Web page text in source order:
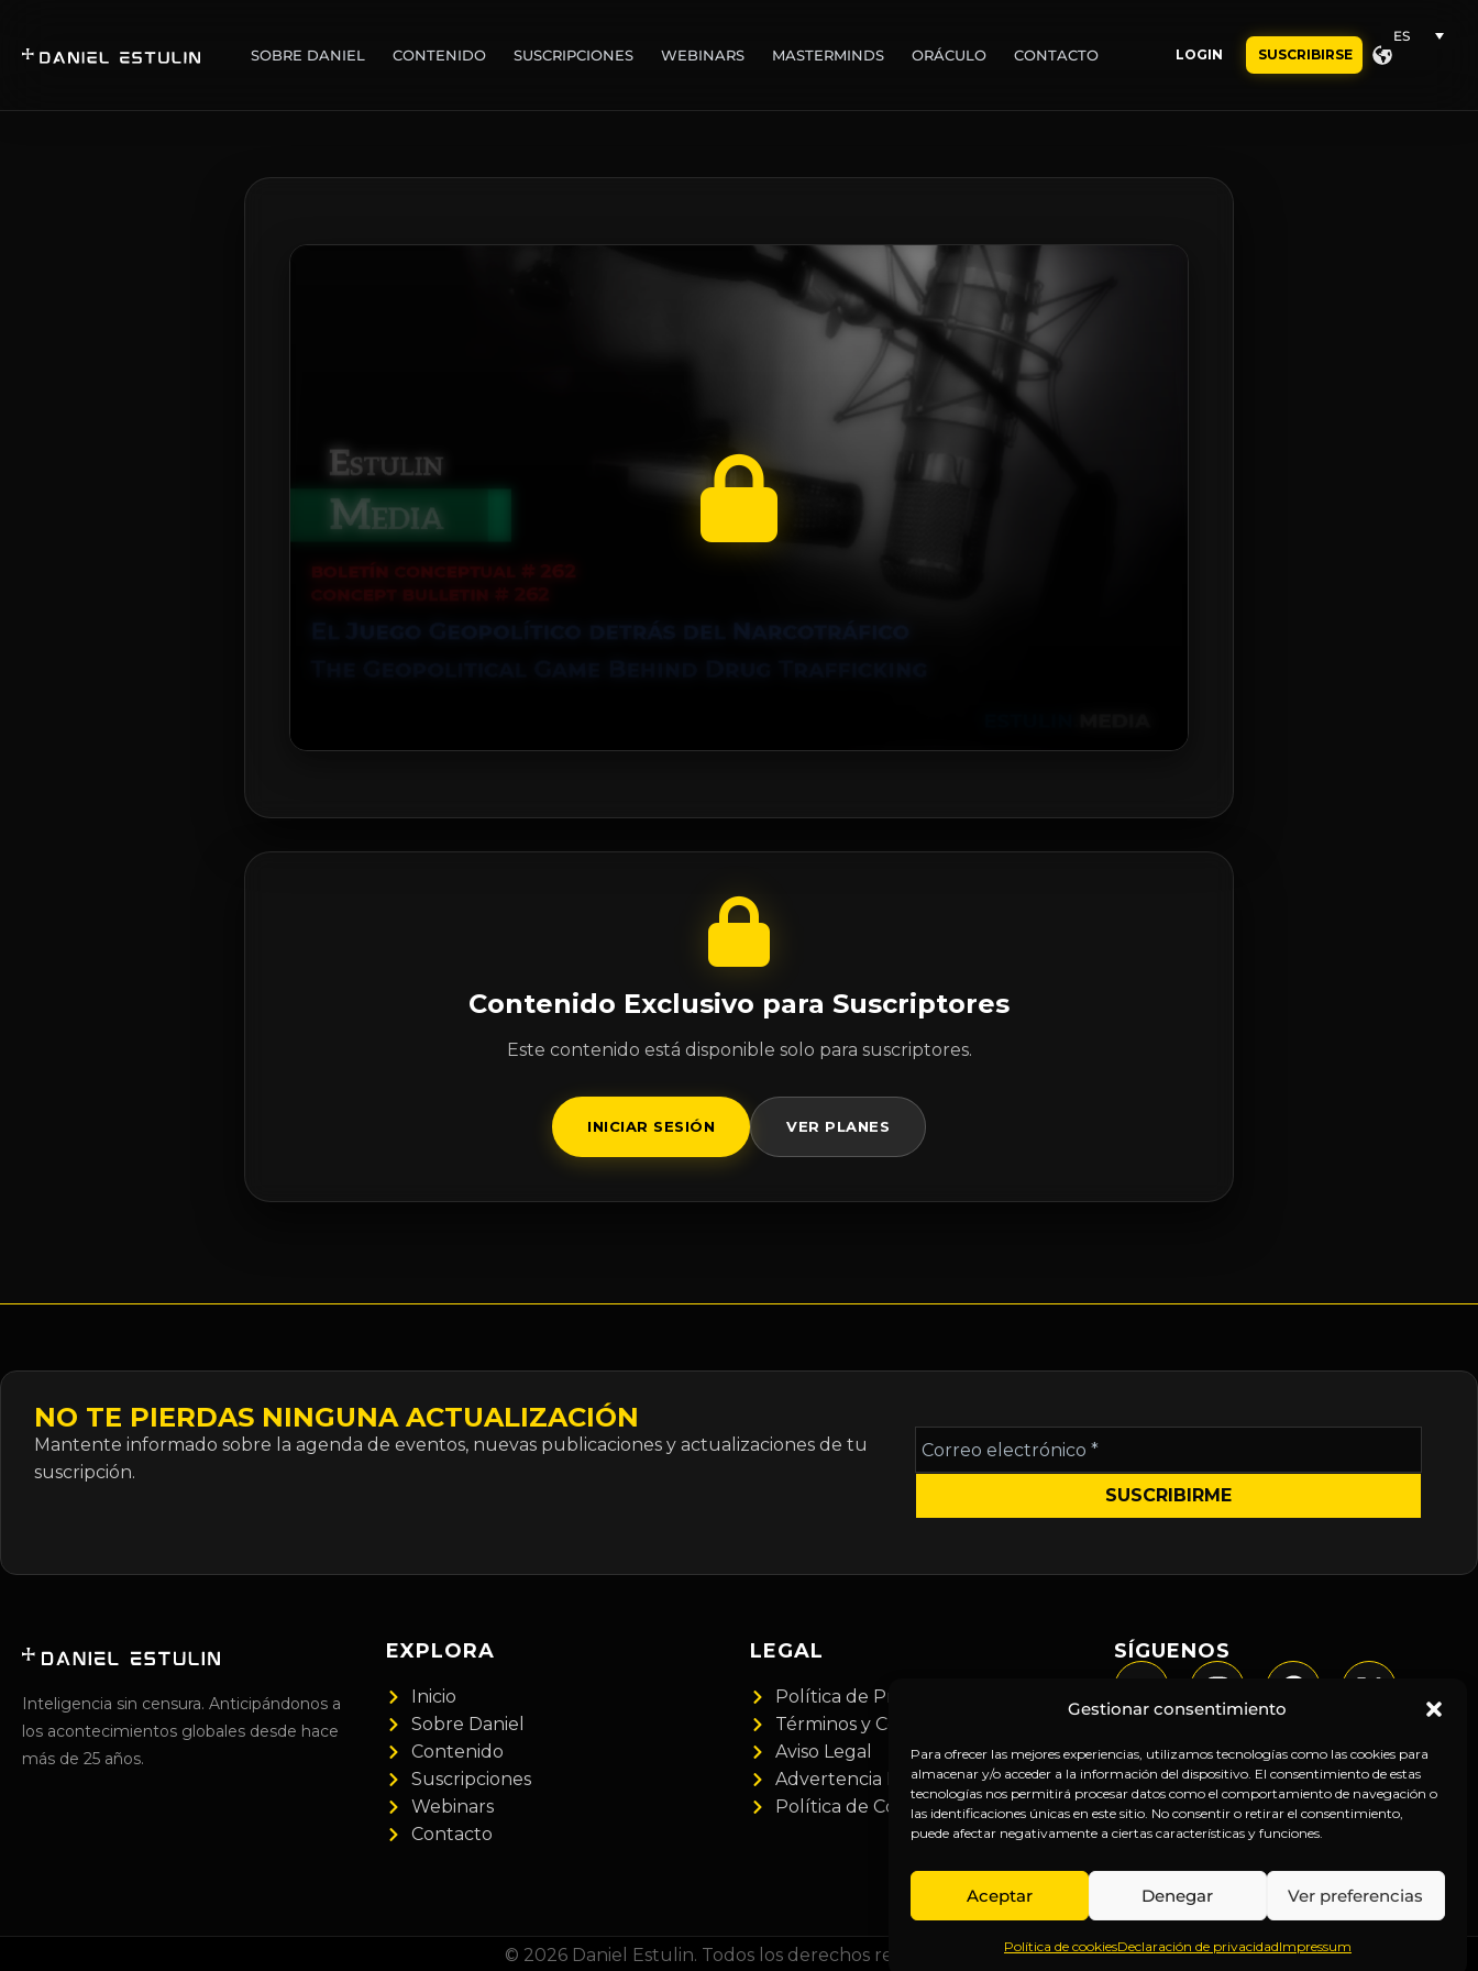
Gestionar consentimiento
Para ofrecer las mejores experiencias, utilizamos tecnologías como las cookies para
almacenar y/o acceder a la información del dispositivo. El consentimiento de estas
tecnologías nos permitirá procesar datos como el comportamiento de navegación o
las identificaciones únicas en este sitio. No consentir o retirar el consentimiento,
puede afectar negativamente a ciertas características y funciones.
Aceptar Denegar Ver preferencias
Política de cookiesDeclaración de privacidadImpressum
SOBRE DANIEL CONTENIDO SUSCRIPCIONES WEBINARS MASTERMINDS ORÁCULO CONTACTO LOGIN SUSCRIBIRSE
ES
Contenido Exclusivo para Suscriptores
Este contenido está disponible solo para suscriptores.
INICIAR SESIÓN VER PLANES
NO TE PIERDAS NINGUNA ACTUALIZACIÓN
Mantente informado sobre la agenda de eventos, nuevas publicaciones y actualizaciones de tu
suscripción.
Correo
electrónico
*
Inteligencia sin censura. Anticipándonos a
los acontecimientos globales desde hace
más de 25 años.
EXPLORA
Inicio
Sobre Daniel
Contenido
Suscripciones
Webinars
Contacto
LEGAL
Política de Privacidad
Términos y Condiciones
Aviso Legal
Advertencia Financiera
Política de Cookies
SÍGUENOS
© 2026 Daniel Estulin. Todos los derechos reservados.